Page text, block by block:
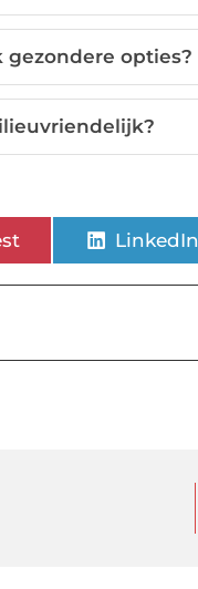
gezondere opties?
LinkedIn